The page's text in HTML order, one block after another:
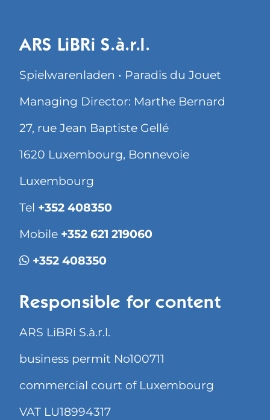
ARS LiBRi S.à.r.l.
Spielwarenladen • Paradis du Jouet
Managing Director: Marthe Bernard
27, rue Jean Baptiste Gellé
1620 Luxembourg, Bonnevoie
Luxembourg
Tel +352 408350
Mobile +352 621 219060
+352 408350
Responsible for content
ARS LiBRi S.à.r.l.
business permit No100711
commercial court of Luxembourg
VAT LU18994317